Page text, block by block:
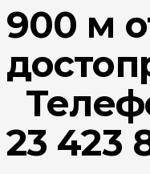
900 м
23 423